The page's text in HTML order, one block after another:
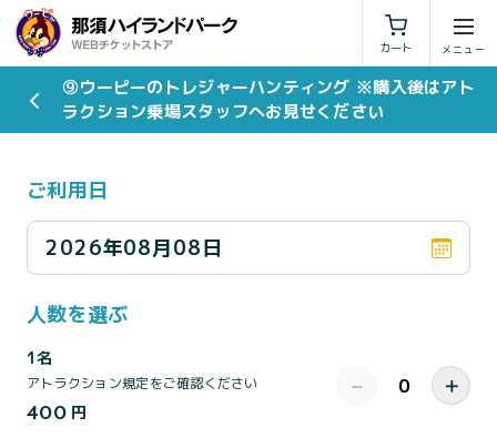
カート
利用規約 特定商取引法に基づく表示
⑨ウーピーのトレジャーハンティング ※購入後はアト
ラクション乗場スタッフへお見せください
ご利用日
2026年08月08日
人数を選ぶ
1名
アトラクション規定をご確認ください
400 円
− ＋